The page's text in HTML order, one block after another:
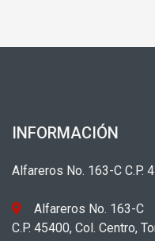
INFORMACIÓN
Alfareros No. 163-C C.P.
Alfareros No. 163-C
C.P. 45400, Col. Centro,